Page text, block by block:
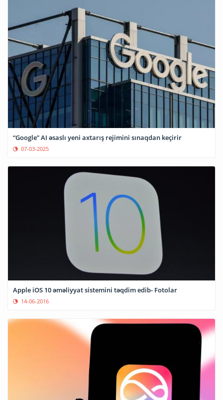
“Google” AI əsaslı yeni axtarış rejimini sınaqdan keçirir
07-03-2025
Apple iOS 10 əməliyyat sistemini təqdim edib- Fotolar
14-06-2016